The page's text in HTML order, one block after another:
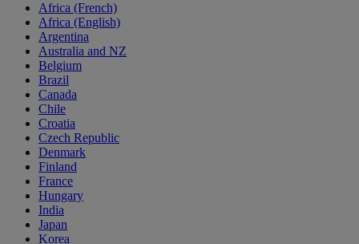
Africa (French)
Africa (English)
Argentina
Australia and NZ
Belgium
Brazil
Canada
Chile
Croatia
Czech Republic
Denmark
Finland
France
Hungary
India
Japan
Korea